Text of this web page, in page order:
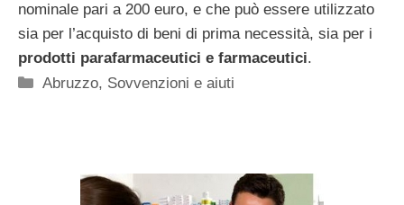
nominale pari a 200 euro, e che può essere utilizzato
sia per l’acquisto di beni di prima necessità, sia per i
prodotti parafarmaceutici e farmaceutici.
Categorie
Abruzzo, Sovvenzioni e aiuti